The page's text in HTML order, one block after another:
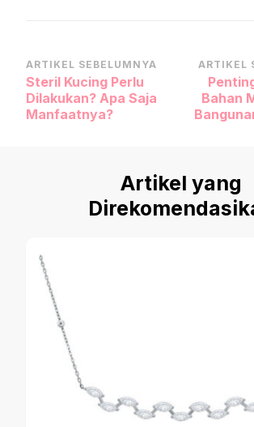
Navigasi
Artikel
ARTIKEL SEBELUMNYA
Steril Kucing Perlu
Dilakukan? Apa Saja
Manfaatnya?
ARTIKEL
Bahan
Artikel yang